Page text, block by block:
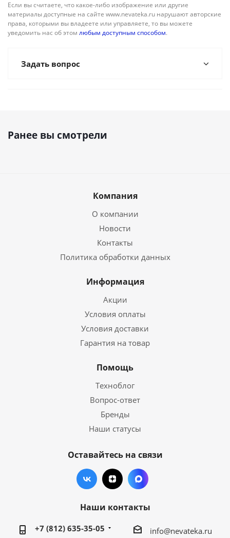
Если вы считаете, что какое-либо изображение или другие
материалы доступные на сайте www.nevateka.ru нарушают авторские
права, которыми вы владеете или управляете, то вы можете
уведомить нас об этом любым доступным способом.
Задать вопрос
Ранее вы смотрели
Компания
О компании
Новости
Контакты
Политика обработки данных
Информация
Акции
Условия оплаты
Условия доставки
Гарантия на товар
Помощь
Техноблог
Вопрос-ответ
Бренды
Наши статусы
Оставайтесь на связи
Наши контакты
+7 (812) 635-35-05 info@nevateka.ru